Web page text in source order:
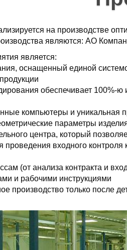
на производстве
являются: АО
является:
оснащенный единой
обеспечивает
компьютеры и уникальная
параметры
центра, который
проведения входного
(от анализа контракта и
и рабочими инструкциями
производство только после